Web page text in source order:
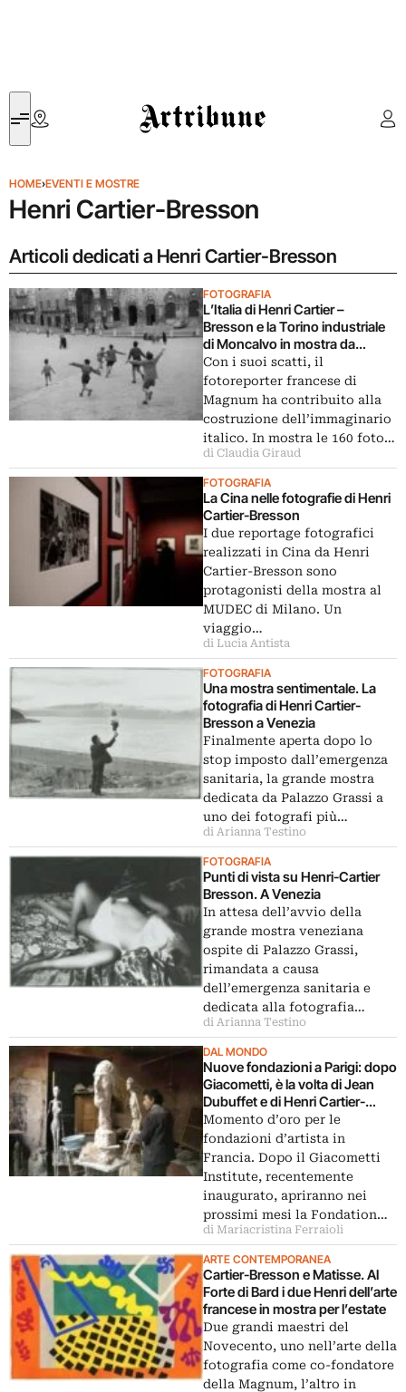
Artribune
HOME›EVENTI E MOSTRE
Henri Cartier-Bresson
Articoli dedicati a Henri Cartier-Bresson
FOTOGRAFIA
L’Italia di Henri Cartier –
Bresson e la Torino industriale
di Moncalvo in mostra da
Camera
Con i suoi scatti, il
fotoreporter francese di
Magnum ha contribuito alla
costruzione dell’immaginario
italico. In mostra le 160 foto…
di Claudia Giraud
FOTOGRAFIA
La Cina nelle fotografie di Henri
Cartier-Bresson
I due reportage fotografici
realizzati in Cina da Henri
Cartier-Bresson sono
protagonisti della mostra al
MUDEC di Milano. Un
viaggio…
di Lucia Antista
FOTOGRAFIA
Una mostra sentimentale. La
fotografia di Henri Cartier-
Bresson a Venezia
Finalmente aperta dopo lo
stop imposto dall’emergenza
sanitaria, la grande mostra
dedicata da Palazzo Grassi a
uno dei fotografi più…
di Arianna Testino
FOTOGRAFIA
Punti di vista su Henri-Cartier
Bresson. A Venezia
In attesa dell’avvio della
grande mostra veneziana
ospite di Palazzo Grassi,
rimandata a causa
dell’emergenza sanitaria e
dedicata alla fotografia…
di Arianna Testino
DAL MONDO
Nuove fondazioni a Parigi: dopo
Giacometti, è la volta di Jean
Dubuffet e di Henri Cartier-
Bresson
Momento d’oro per le
fondazioni d’artista in
Francia. Dopo il Giacometti
Institute, recentemente
inaugurato, apriranno nei
prossimi mesi la Fondation…
di Mariacristina Ferraioli
ARTE CONTEMPORANEA
Cartier-Bresson e Matisse. Al
Forte di Bard i due Henri dell’arte
francese in mostra per l’estate
Due grandi maestri del
Novecento, uno nell’arte della
fotografia come co-fondatore
della Magnum, l’altro in